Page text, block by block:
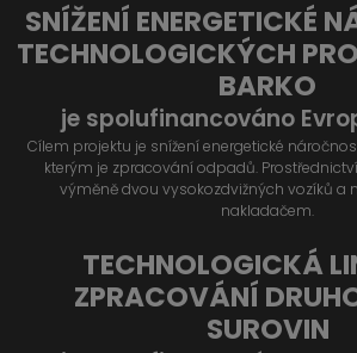
SNÍŽENÍ ENERGETICKÉ
TECHNOLOGICKÝCH
BARKO
je spolufinancováno
Cílem projektu je snížení energetické
kterým je zpracování odpadů.
výměně dvou vysokozdvižných vozíků a
nakladačem.
TECHNOLOGICKÁ
ZPRACOVÁNÍ
SUROVIN